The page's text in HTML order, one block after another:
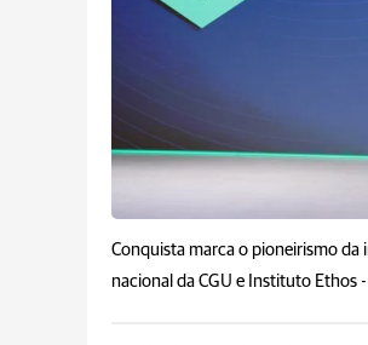
Conquista marca o pioneirismo
nacional da CGU e Instituto Ethos -